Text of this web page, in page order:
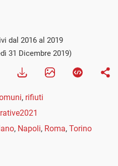
dal 2016 al 2019
31 Dicembre 2019)
, rifiuti
, Napoli, Roma, Torino